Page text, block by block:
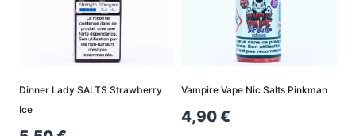
Dinner Lady SALTS Strawberry
Ice
Vampire Vape Nic Salts Pinkman
4,90€